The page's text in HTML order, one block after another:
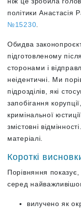
політики Анастасія
№15230
Обидва
підготовленому
сторонами і
неідентичні. Ми
підрозділів, які
запобігання
кримінальної
змістовні
матеріалі.
Короткі
Порівняння
серед
вилучено як